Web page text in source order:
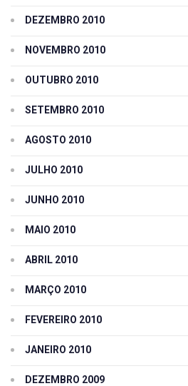
DEZEMBRO 2010
NOVEMBRO 2010
OUTUBRO 2010
SETEMBRO 2010
AGOSTO 2010
JULHO 2010
JUNHO 2010
MAIO 2010
ABRIL 2010
MARÇO 2010
FEVEREIRO 2010
JANEIRO 2010
DEZEMBRO 2009